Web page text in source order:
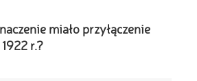
miało przyłączenie
r.?